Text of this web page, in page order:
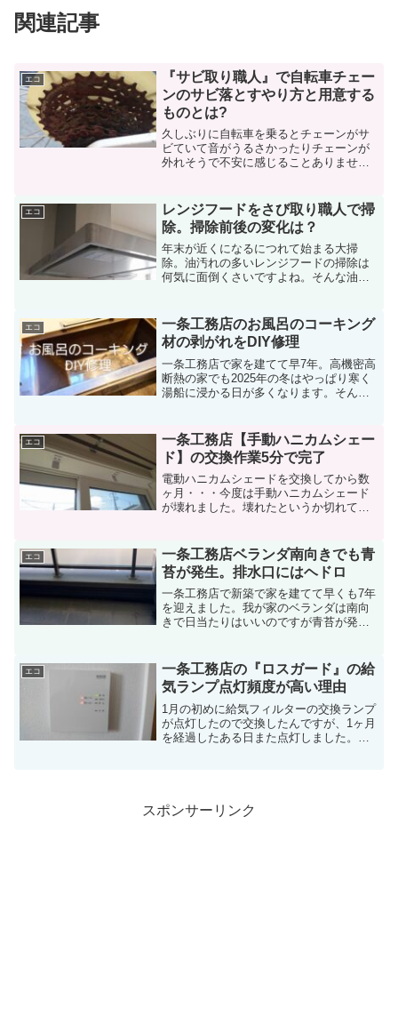
関連記事
エコ
『サビ取り職人』で自転車チェー
ンのサビ落とすやり方と用意する
ものとは?
久しぶりに自転車を乗るとチェーンがサ
ビていて音がうるさかったりチェーンが
外れそうで不安に感じることありません
んですけどね。そんな自転車チェーンの
サビについて、数ある自転...
エコ
レンジフードをさび取り職人で掃
除。掃除前後の変化は？
年末が近くになるにつれて始まる大掃
除。油汚れの多いレンジフードの掃除は
何気に面倒くさいですよね。そんな油汚
サビているところも見られました。サビ
と言ったら『さび取り職人』...
エコ
一条工務店のお風呂のコーキング
材の剥がれをDIY修理
一条工務店で家を建てて早7年。高機密高
断熱の家でも2025年の冬はやっぱり寒く
湯船に浸かる日が多くなります。そんな
しました。皆さんならどうしますか？私
は気になるのでコー...
エコ
一条工務店【手動ハニカムシェー
ド】の交換作業5分で完了
電動ハニカムシェードを交換してから数
ヶ月・・・今度は手動ハニカムシェード
が壊れました。壊れたというか切れてき
と思うと面倒だなという感じです。ここ
では・手動ハニカムシェー...
エコ
一条工務店ベランダ南向きでも青
苔が発生。排水口にはヘドロ
一条工務店で新築で家を建てて早くも7年
を迎えました。我が家のベランダは南向
きで日当たりはいいのですが青苔が発生
と同時に今回は私が掃除を申し出てやら
せて頂きました。少...
エコ
一条工務店の『ロスガード』の給
気ランプ点灯頻度が高い理由
1月の初めに給気フィルターの交換ランプ
が点灯したので交換したんですが、1ヶ月
を経過したある日また点灯しました。原
スポンサーリンク